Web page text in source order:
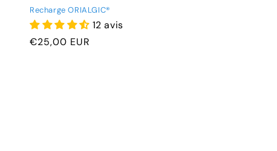
Recharge ORIALGIC®
12 avis
Prix
€25,00 EUR